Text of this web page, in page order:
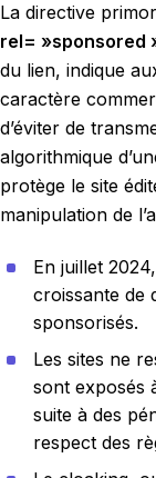
La directive
rel= »sponsored
du lien, indique
caractère
d’éviter de
algorithmique
protège le site
manipulation de
En juillet
croissante de
sponsorisés.
Les sites ne
sont exposés
suite à des
respect des